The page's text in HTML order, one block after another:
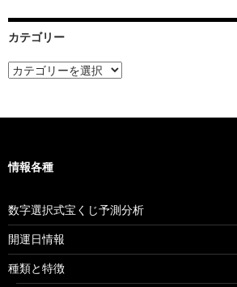
ブ
カテゴリー
カ
テ
情報各種
数字選択式宝くじ予測分析
開運日情報
種類と特徴